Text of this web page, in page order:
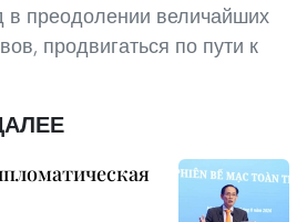
в преодолении величайших
продвигаться по пути к